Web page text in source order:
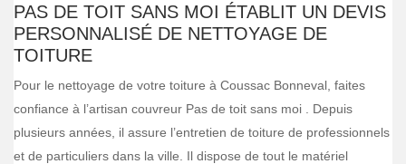
PAS DE TOIT SANS MOI ÉTABLIT UN DEVIS
PERSONNALISÉ DE NETTOYAGE DE
TOITURE
Pour le nettoyage de votre toiture à Coussac Bonneval, faites
confiance à l’artisan couvreur Pas de toit sans moi . Depuis
plusieurs années, il assure l’entretien de toiture de professionnels
et de particuliers dans la ville. Il dispose de tout le matériel